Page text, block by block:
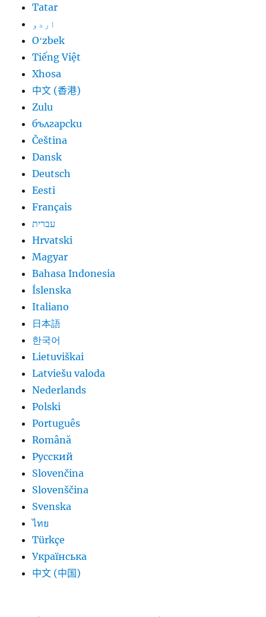
Tatar
اردو
Oʻzbek
Tiếng Việt
Xhosa
中文 (香港)
Zulu
български
Čeština
Dansk
Deutsch
Eesti
Français
עברית
Hrvatski
Magyar
Bahasa Indonesia
Íslenska
Italiano
日本語
한국어
Lietuviškai
Latviešu valoda
Nederlands
Polski
Português
Română
Русский
Slovenčina
Slovenščina
Svenska
ไทย
Türkçe
Українська
中文 (中国)